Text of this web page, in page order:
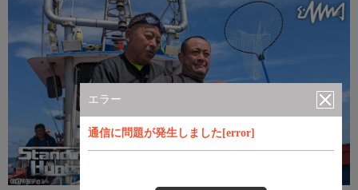
エラー
通信に問題が発生しました[error]